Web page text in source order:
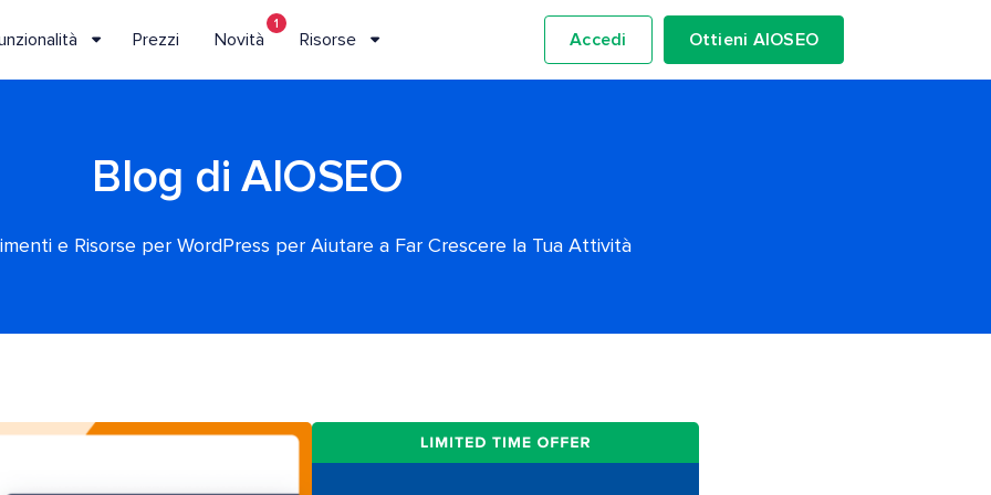
Prezzi Novità
1
Risorse Accedi Ottieni AIOSEO
Blog di AIOSEO
e Risorse per WordPress per Aiutare a Far Crescere la Tua Attività